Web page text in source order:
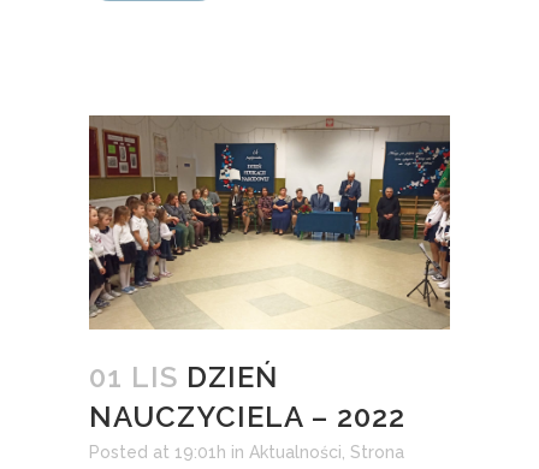
01 LIS DZIEŃ
NAUCZYCIELA – 2022
Posted at 19:01h in Aktualności, Strona